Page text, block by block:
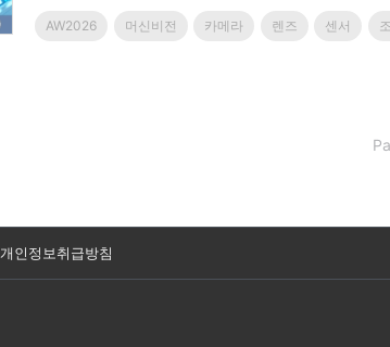
AW2026 머신비전 카메라 렌즈 센서
개인정보취급방침